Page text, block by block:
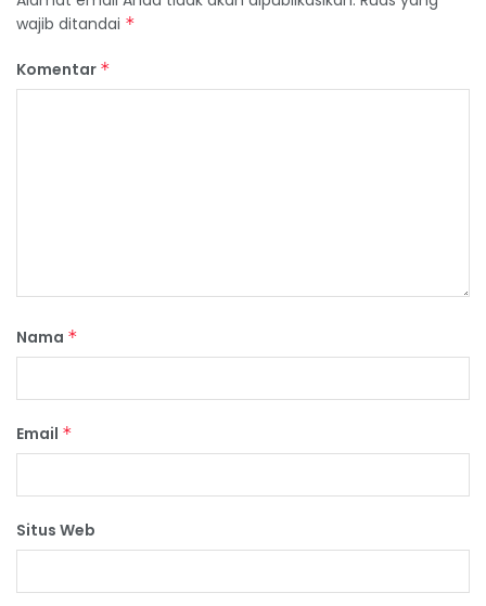
wajib ditandai *
Komentar *
Nama *
Email *
Situs Web